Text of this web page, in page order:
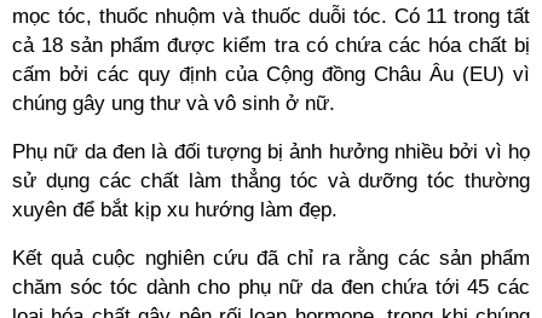
mọc tóc, thuốc nhuộm và thuốc duỗi tóc. Có 11 trong tất
cả 18 sản phẩm được kiểm tra có chứa các hóa chất bị
cấm bởi các quy định của Cộng đồng Châu Âu (EU) vì
chúng gây ung thư và vô sinh ở nữ.
Phụ nữ da đen là đối tượng bị ảnh hưởng nhiều bởi vì họ
sử dụng các chất làm thẳng tóc và dưỡng tóc thường
xuyên để bắt kịp xu hướng làm đẹp.
Kết quả cuộc nghiên cứu đã chỉ ra rằng các sản phẩm
chăm sóc tóc dành cho phụ nữ da đen chứa tới 45 các